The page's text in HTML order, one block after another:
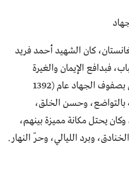
كان الشهيد أحمد فريد
فبدافع الإيمان والغيرة
والعقيدة الإسلامية، التحق بصفوف الجهاد عام (1392
وحسن الخلق،
يحتل مكانة مميزة بينهم،
وبرد الليالي، وحرّ النهار.